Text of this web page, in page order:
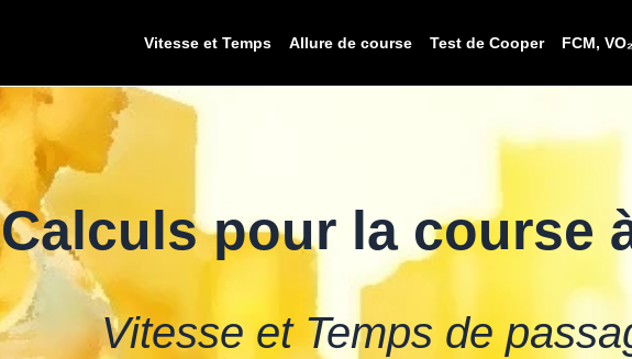
Vitesse et Temps Allure de course Test de Cooper FCM,
Calculs pour la course
Vitesse et Temps de